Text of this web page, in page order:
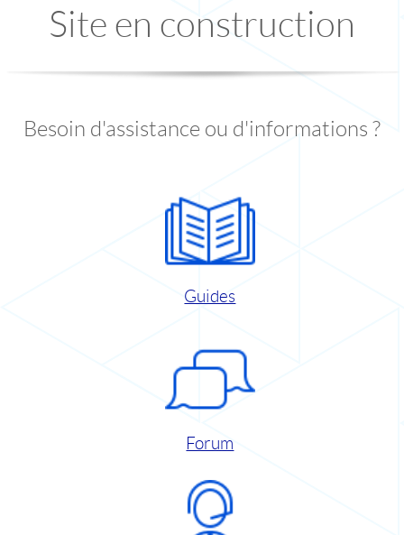
Site en construction
Besoin d'assistance ou d'informations ?
Guides
Forum